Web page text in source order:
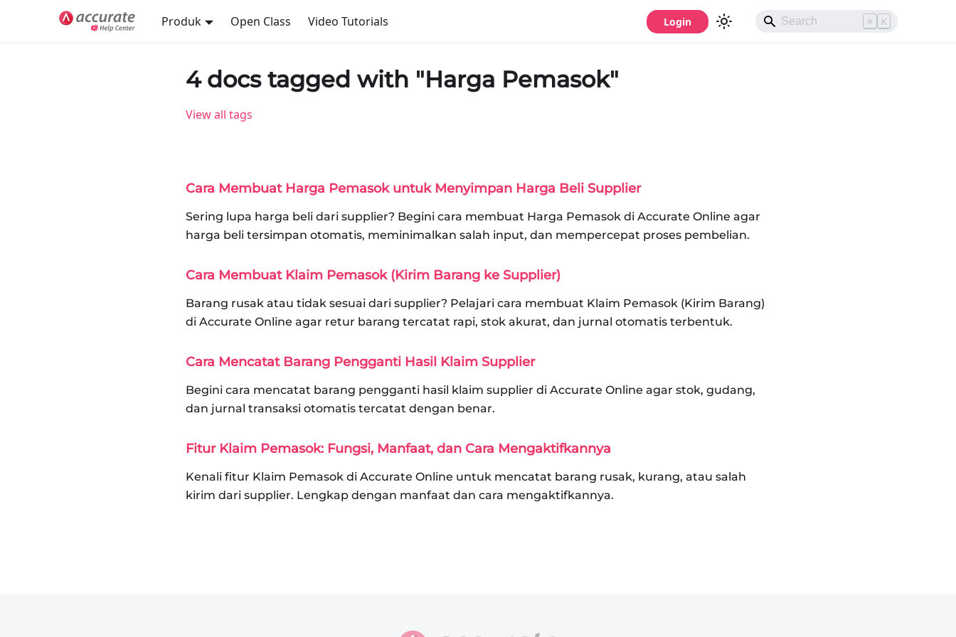
Produk Open Class Video Tutorials Login ⌘ K
4 docs tagged with "Harga Pemasok"
View all tags
Cara Membuat Harga Pemasok untuk Menyimpan Harga Beli Supplier
Sering lupa harga beli dari supplier? Begini cara membuat Harga Pemasok di Accurate Online agar
harga beli tersimpan otomatis, meminimalkan salah input, dan mempercepat proses pembelian.
Cara Membuat Klaim Pemasok (Kirim Barang ke Supplier)
Barang rusak atau tidak sesuai dari supplier? Pelajari cara membuat Klaim Pemasok (Kirim Barang)
di Accurate Online agar retur barang tercatat rapi, stok akurat, dan jurnal otomatis terbentuk.
Cara Mencatat Barang Pengganti Hasil Klaim Supplier
Begini cara mencatat barang pengganti hasil klaim supplier di Accurate Online agar stok, gudang,
dan jurnal transaksi otomatis tercatat dengan benar.
Fitur Klaim Pemasok: Fungsi, Manfaat, dan Cara Mengaktifkannya
Kenali fitur Klaim Pemasok di Accurate Online untuk mencatat barang rusak, kurang, atau salah
kirim dari supplier. Lengkap dengan manfaat dan cara mengaktifkannya.